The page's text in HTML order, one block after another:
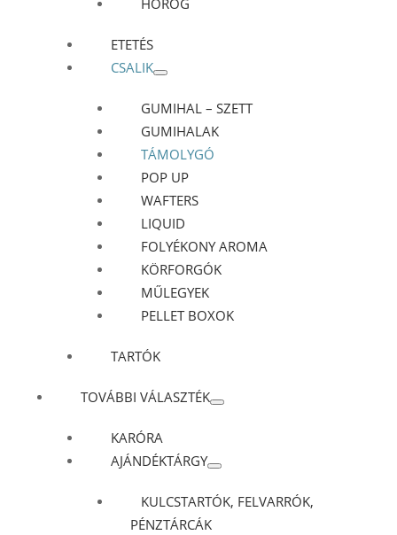
HOROG
ETETÉS
CSALIK
GUMIHAL – SZETT
GUMIHALAK
TÁMOLYGÓ
POP UP
WAFTERS
LIQUID
FOLYÉKONY AROMA
KÖRFORGÓK
MŰLEGYEK
PELLET BOXOK
TARTÓK
TOVÁBBI VÁLASZTÉK
KARÓRA
AJÁNDÉKTÁRGY
KULCSTARTÓK, FELVARRÓK,
PÉNZTÁRCÁK